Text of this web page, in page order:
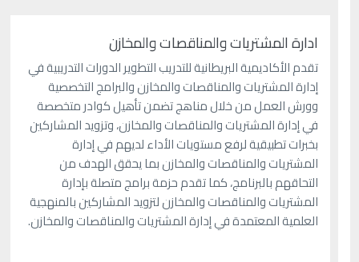
ادارة المشتريات والمناقصات والمخازن
تقدم الأكاديمية البريطانية للتدريب التطوير الدورات التدريبية في
إدارة المشتريات والمناقصات والمخازن والبرامج التخصصية
وورش العمل من خلال مناهج تضمن تأهيل كوادر متخصصة
في إدارة المشتريات والمناقصات والمخازن، وتزويد المشاركين
بخبرات تطبيقية لرفع مستويات الأداء لديهم في إدارة
المشتريات والمناقصات والمخازن بما يحقق الهدف من
التحاقهم بالبرنامج، كما تقدم حزمة برامج متصلة بإدارة
المشتريات والمناقصات والمخازن لتزويد المشاركين بالمنهجية
العلمية المعتمدة في إدارة المشتريات والمناقصات والمخازن.